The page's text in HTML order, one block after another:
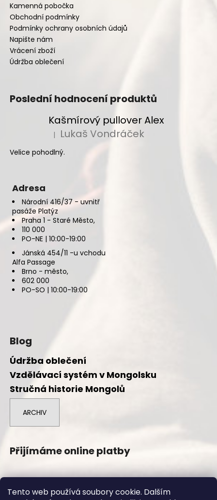
Tento web používá soubory cookie. Dalším
Kamenná pobočka
Obchodní podmínky
Podmínky ochrany osobních údajů
Napište nám
Vrácení zboží
Údržba oblečení
Poslední hodnocení produktů
Kašmírový pullover Alex
Hodnocení produktu je 5 z 5 hvězdiček.
| Lukaš Vondráček
Velice pohodlný.
Adresa
Národní 416/37 - uvnitř
pasáže Platýz
Praha 1 - Staré Město,
110 000
PO-NE | 10:00-19:00
Jánská 454/11 -u vchodu
Alfa Passage
Brno - město,
602 000
PO-SO | 10:00-19:00
Blog
Údržba oblečení
Vzdělávací systém v Mongolsku
Stručná historie Mongolů
ARCHIV
Přijímáme online platby